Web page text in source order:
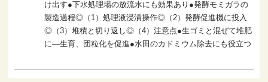
け出す●下水処理場の放流水にも効果あり●発酵モミガラの
製造過程◎（1）処理液浸漬操作◎（2）発酵促進機に投入
◎（3）堆積と切り返し◎（4）注意点●生ゴミと混ぜて堆肥
に―生育、団粒化を促進●水田のカドミウム除去にも役立つ